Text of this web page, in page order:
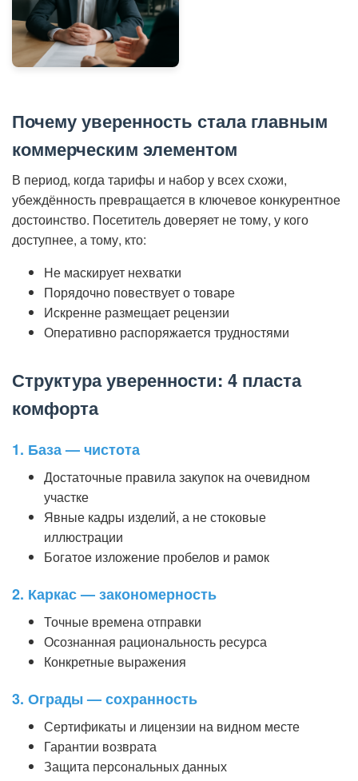
Почему уверенность стала главным
коммерческим элементом
В период, когда тарифы и набор у всех схожи,
убеждённость превращается в ключевое конкурентное
достоинство. Посетитель доверяет не тому, у кого
доступнее, а тому, кто:
Не маскирует нехватки
Порядочно повествует о товаре
Искренне размещает рецензии
Оперативно распоряжается трудностями
Структура уверенности: 4 пласта
комфорта
1. База — чистота
Достаточные правила закупок на очевидном
участке
Явные кадры изделий, а не стоковые
иллюстрации
Богатое изложение пробелов и рамок
2. Каркас — закономерность
Точные времена отправки
Осознанная рациональность ресурса
Конкретные выражения
3. Ограды — сохранность
Сертификаты и лицензии на видном месте
Гарантии возврата
Защита персональных данных